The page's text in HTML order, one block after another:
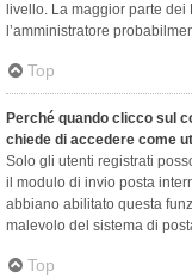
livello. La maggior parte
l’amministratore
Top
Perché quando clicco sul
chiede di accedere come
Solo gli utenti registrati
il modulo di invio posta
abbiano abilitato questa
malevolo del sistema di
Top